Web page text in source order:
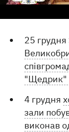
25
"Щедрик"
4 грудня
зали
виконав